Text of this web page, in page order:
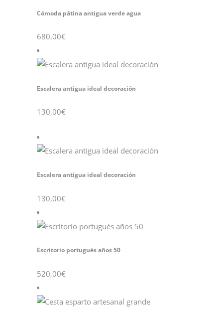
Cómoda pátina antigua verde agua
680,00€
Escalera antigua ideal decoración
130,00€
Escalera antigua ideal decoración
130,00€
Escritorio portugués años 50
520,00€